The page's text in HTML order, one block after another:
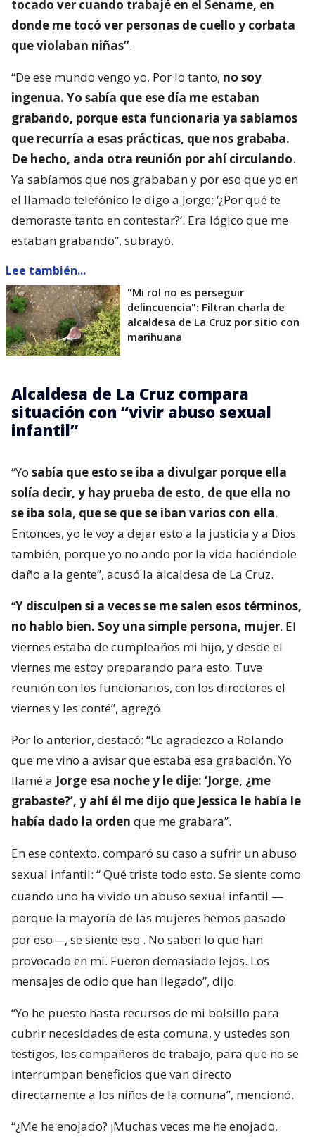
tocado ver cuando trabajé en el Sename, en
donde me tocó ver personas de cuello y corbata
que violaban niñas”.
“De ese mundo vengo yo. Por lo tanto, no soy
ingenua. Yo sabía que ese día me estaban
grabando, porque esta funcionaria ya sabíamos
que recurría a esas prácticas, que nos grababa.
De hecho, anda otra reunión por ahí circulando.
Ya sabíamos que nos grababan y por eso que yo en
el llamado telefónico le digo a Jorge: ‘¿Por qué te
demoraste tanto en contestar?’. Era lógico que me
estaban grabando”, subrayó.
Lee también...
"Mi rol no es perseguir
delincuencia": Filtran charla de
alcaldesa de La Cruz por sitio con
marihuana
Alcaldesa de La Cruz compara
situación con “vivir abuso sexual
infantil”
“Yo sabía que esto se iba a divulgar porque ella
solía decir, y hay prueba de esto, de que ella no
se iba sola, que se que se iban varios con ella.
Entonces, yo le voy a dejar esto a la justicia y a Dios
también, porque yo no ando por la vida haciéndole
daño a la gente”, acusó la alcaldesa de La Cruz.
“Y disculpen si a veces se me salen esos términos,
no hablo bien. Soy una simple persona, mujer. El
viernes estaba de cumpleaños mi hijo, y desde el
viernes me estoy preparando para esto. Tuve
reunión con los funcionarios, con los directores el
viernes y les conté”, agregó.
Por lo anterior, destacó: “Le agradezco a Rolando
que me vino a avisar que estaba esa grabación. Yo
llamé a Jorge esa noche y le dije: ‘Jorge, ¿me
grabaste?’, y ahí él me dijo que Jessica le había le
había dado la orden que me grabara”.
En ese contexto, comparó su caso a sufrir un abuso
sexual infantil: “Qué triste todo esto. Se siente como
cuando uno ha vivido un abuso sexual infantil —
porque la mayoría de las mujeres hemos pasado
por eso—, se siente eso . No saben lo que han
provocado en mí. Fueron demasiado lejos. Los
mensajes de odio que han llegado”, dijo.
“Yo he puesto hasta recursos de mi bolsillo para
cubrir necesidades de esta comuna, y ustedes son
testigos, los compañeros de trabajo, para que no se
interrumpan beneficios que van directo
directamente a los niños de la comuna”, mencionó.
“¿Me he enojado? ¡Muchas veces me he enojado,